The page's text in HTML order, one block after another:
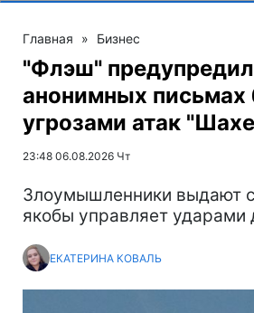
Главная » Бизнес
"Флэш"
анонимных письмах
угрозами атак
23:48 06.08.2026 Чт
Злоумышленники выдают
якобы управляет ударами
ЕКАТЕРИНА КОВАЛЬ